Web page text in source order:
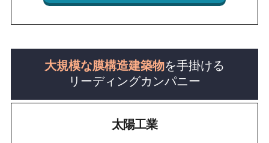
大規模な膜構造建築物を手掛ける
リーディングカンパニー
太陽工業